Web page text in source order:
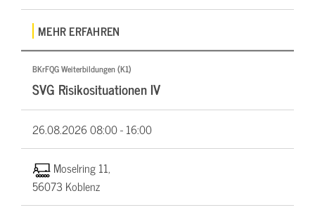
MEHR ERFAHREN
BKrFQG Weiterbildungen (K1)
SVG Risikosituationen IV
26.08.202608:00 - 16:00
Moselring 11,
56073 Koblenz